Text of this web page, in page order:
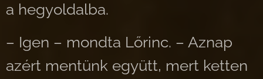
a hegyoldalba.
– Igen – mondta Lőrinc. – Aznap
azért mentünk együtt, mert ketten